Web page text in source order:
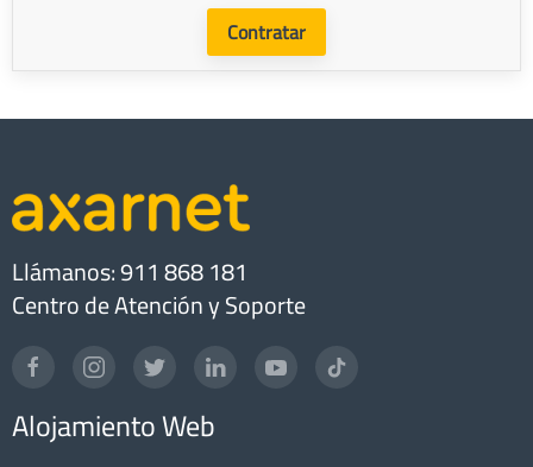
Contratar
Llámanos: 911 868 181
Centro de Atención y Soporte
Alojamiento Web